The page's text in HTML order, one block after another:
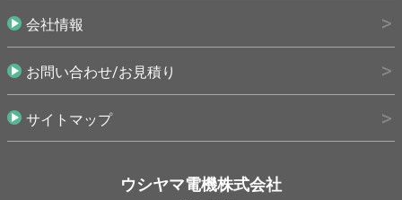
会社情報
お問い合わせ/お見積り
サイトマップ
ウシヤマ電機株式会社